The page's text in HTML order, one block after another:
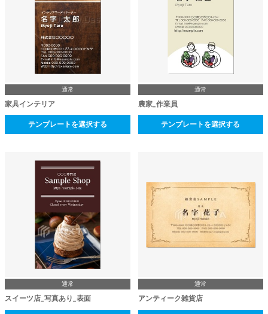
通常
家具インテリア
テンプレートを選択する
通常
農家_作業員
テンプレートを選択する
通常
スイーツ店_写真あり_表面
通常
アンティーク雑貨店